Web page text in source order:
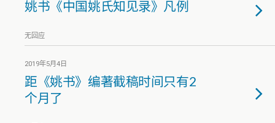
姚书《中国姚氏知见录》凡例
无回应
2019年5月4日
距《姚书》编著截稿时间只有2
个月了